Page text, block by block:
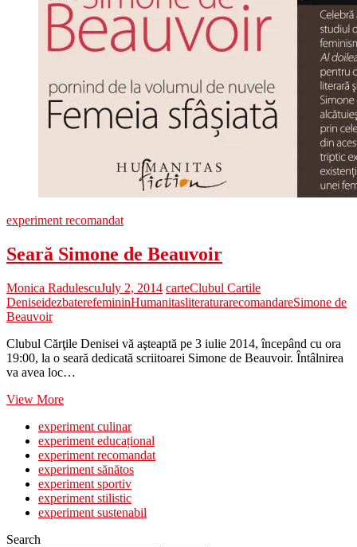
experiment recomandat
Seară Simone de Beauvoir
Monica RadulescuJuly 2, 2014 carteClubul Cartile
DeniseidezbaterefemininHumanitasliteraturarecomandareSimone de
Beauvoir
Clubul Cărţile Denisei vă aşteaptă pe 3 iulie 2014, începând cu ora
19:00, la o seară dedicată scriitoarei Simone de Beauvoir. Întâlnirea
va avea loc…
View MoreSeară
de
Beauvoir
experiment culinar
experiment educațional
experiment recomandat
experiment sănătos
experiment sportiv
experiment stilistic
experiment sustenabil
Search